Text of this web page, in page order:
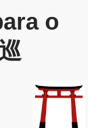
o